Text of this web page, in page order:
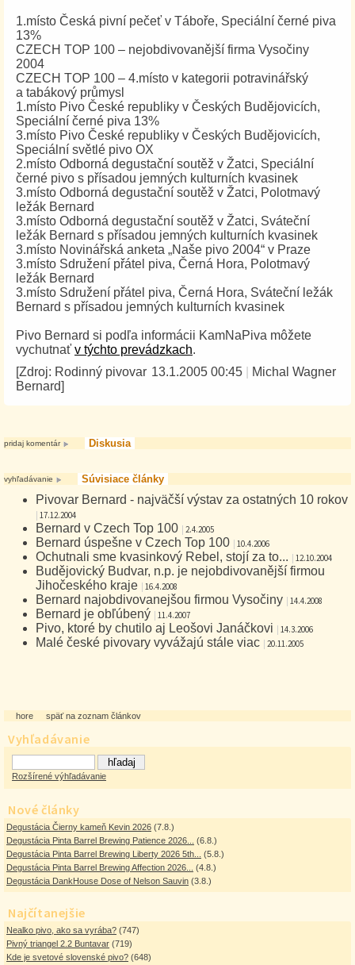
Vyhľadávanie
Rozšírené výhľadávanie
Nové články
Degustácia Čierny kameň Kevin 2026 (7.8.)
Degustácia Pinta Barrel Brewing Patience 2026...
(6.8.)
Degustácia Pinta Barrel Brewing Liberty 2026 5th...
(5.8.)
Degustácia Pinta Barrel Brewing Affection 2026...
(4.8.)
Degustácia DankHouse Dose of Nelson Sauvin (3.8.)
Najčítanejšie
Nealko pivo, ako sa vyrába? (747)
Pivný triangel 2.2 Buntavar (719)
Kde je svetové slovenské pivo? (648)
1.místo Česká pivní pečeť v Táboře, Speciální černé piva
13%
CZECH TOP 100 – nejobdivovanější firma Vysočiny
2004
CZECH TOP 100 – 4.místo v kategorii potravinářský
a tabákový průmysl
1.místo Pivo České republiky v Českých Budějovicích,
Speciální černé piva 13%
3.místo Pivo České republiky v Českých Budějovicích,
Speciální světlé pivo OX
2.místo Odborná degustační soutěž v Žatci, Speciální
černé pivo s přísadou jemných kulturních kvasinek
3.místo Odborná degustační soutěž v Žatci, Polotmavý
ležák Bernard
3.místo Odborná degustační soutěž v Žatci, Sváteční
ležák Bernard s přísadou jemných kulturních kvasinek
3.místo Novinářská anketa „Naše pivo 2004“ v Praze
3.místo Sdružení přátel piva, Černá Hora, Polotmavý
ležák Bernard
3.místo Sdružení přátel piva, Černá Hora, Sváteční ležák
Bernard s přísadou jemných kulturních kvasinek
Pivo Bernard si podľa informácii KamNaPiva môžete
vychutnať v týchto prevádzkach.
13.1.2005 00:45
Michal Wagner
[Zdroj: Rodinný pivovar
Bernard]
pridaj komentár Diskusia
vyhľadávanie Súvisiace články
Pivovar Bernard - najväčší výstav za ostatných 10 rokov
17.12.2004
Bernard v Czech Top 100 2.4.2005
Bernard úspešne v Czech Top 100 10.4.2006
Ochutnali sme kvasinkový Rebel, stojí za to... 12.10.2004
Budějovický Budvar, n.p. je nejobdivovanější firmou
Jihočeského kraje
16.4.2008
Bernard najobdivovanejšou firmou Vysočiny 14.4.2008
Bernard je obľúbený 11.4.2007
Pivo, ktoré by chutilo aj Leošovi Janáčkovi 14.3.2006
Malé české pivovary vyvážajú stále viac 20.11.2005
hore späť na zoznam článkov